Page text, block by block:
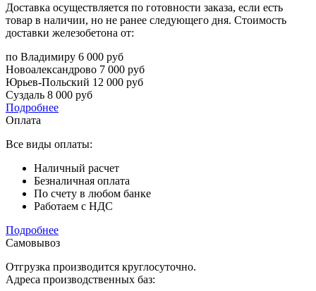
Доставка осуществляется по готовности заказа, если есть
товар в наличии, но не ранее следующего дня. Стоимость
доставки железобетона от:
по Владимиру 6 000 руб
Новоалександрово 7 000 руб
Юрьев-Польский 12 000 руб
Суздаль 8 000 руб
Подробнее
Оплата
Все виды оплаты:
Наличный расчет
Безналичная оплата
По счету в любом банке
Работаем с НДС
Подробнее
Самовывоз
Отгрузка производится круглосуточно.
Адреса производственных баз: